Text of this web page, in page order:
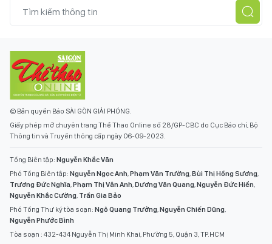
© Bản quyền Báo SÀI GÒN GIẢI PHÓNG.
Giấy phép mở chuyên trang Thể Thao Online số 28/GP-CBC do Cục Báo chí, Bộ
Thông tin và Truyền thông cấp ngày 06-09-2023.
Tổng Biên tập: Nguyễn Khắc Văn
Phó Tổng Biên tập: Nguyễn Ngọc Anh,Phạm Văn Trường,Bùi Thị Hồng Sương,
Trương Đức Nghĩa,Phạm Thị Vân Anh,Dương Văn Quang,Nguyễn Đức Hiển,
Nguyễn Khắc Cường, Trần Gia Bảo
Phó Tổng Thư ký tòa soạn: Ngô Quang Trưởng,Nguyễn Chiến Dũng,
Nguyễn Phước Bình
Tòa soạn : 432-434 Nguyễn Thị Minh Khai, Phường 5, Quận 3, TP.HCM